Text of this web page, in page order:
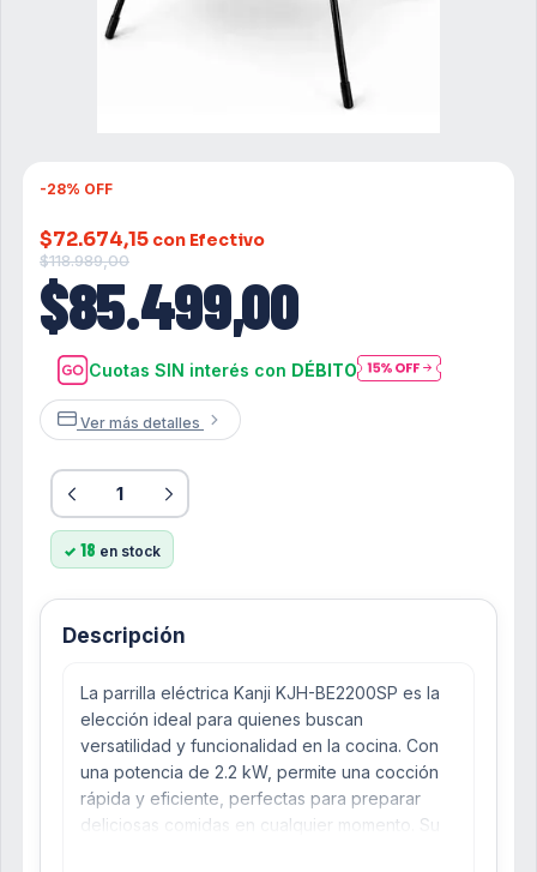
-28% OFF
$85.499,00
$118.989,00
$72.674,15 con Efectivo
Cuotas SIN interés con DÉBITO
Ver más detalles
18 en stock
Descripción
La parrilla eléctrica Kanji KJH-BE2200SP es la
elección ideal para quienes buscan
versatilidad y funcionalidad en la cocina. Con
una potencia de 2.2 kW, permite una cocción
rápida y eficiente, perfectas para preparar
deliciosas comidas en cualquier momento. Su